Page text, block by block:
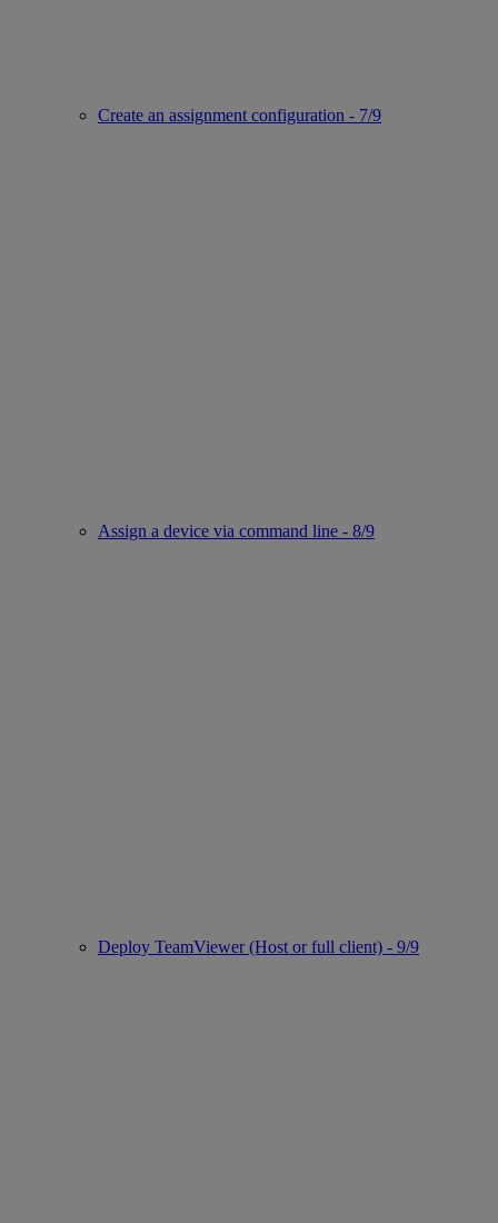
Create an assignment configuration - 7/9
Assign a device via command line - 8/9
Deploy TeamViewer (Host or full client) - 9/9